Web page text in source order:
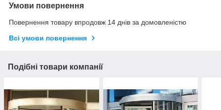
Умови повернення
Повернення товару впродовж 14 днів за домовленістю
Всі умови повернення
Подібні товари компанії